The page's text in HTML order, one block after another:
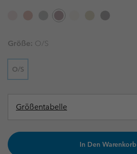
Größe: O/S
O/S
Größentabelle
In Den Warenkorb